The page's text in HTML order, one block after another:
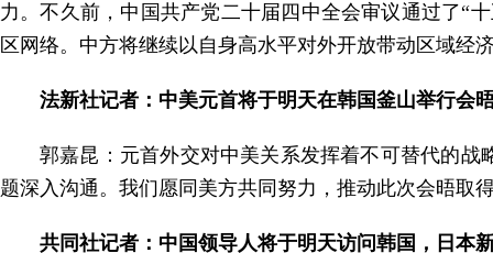
力。不久前，中国共产党二十届四中全会审议通过了“
区网络。中方将继续以自身高水平对外开放带动区域经
法新社记者：中美元首将于明天在韩国釜山举行会
郭嘉昆：元首外交对中美关系发挥着不可替代的
题深入沟通。我们愿同美方共同努力，推动此次会晤取
共同社记者：中国领导人将于明天访问韩国，日本